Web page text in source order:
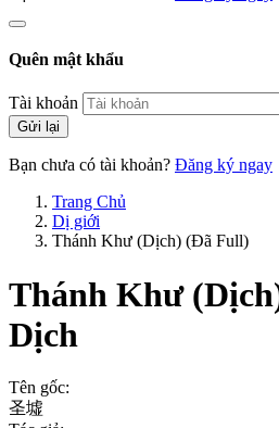
Quên mật khẩu
Tài khoản
Gửi lại
Bạn chưa có tài khoản? Đăng ký ngay
Trang Chủ
Dị giới
Thánh Khư (Dịch) (Đã Full)
Thánh Khư
Dịch
Tên gốc:
圣墟